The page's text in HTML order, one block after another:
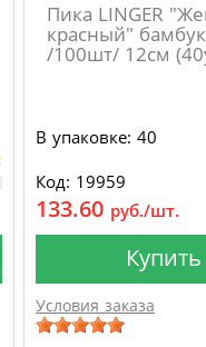
Пика LINGER
красный" бамбук
/100шт/ 12см
В упаковке: 40
Код: 19959
133.60 руб./шт.
Купить
Условия заказа